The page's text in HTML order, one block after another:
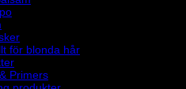
för blonda hår
Primers